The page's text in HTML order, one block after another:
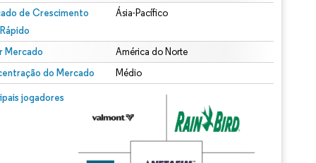
de Crescimento
Ásia-Pacífico
Mercado América do Norte
do Mercado Médio
jogadores